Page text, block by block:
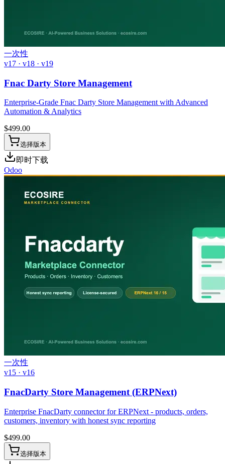
一次性
v17 · v18 · v19
Fnac Darty Store Management
Enterprise-Grade Fnac Darty Store Management with Advanced
Automation & Analytics
$499.00
选择版本
即时下载
Odoo
一次性
v15 · v16
FnacDarty Store Management (ERPNext)
Enterprise FnacDarty connector for ERPNext - products, orders,
customers, inventory with honest sync reporting
$499.00
选择版本